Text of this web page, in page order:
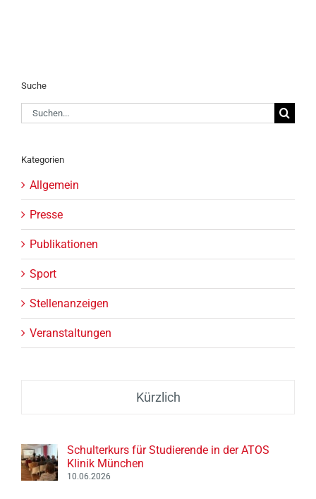
Suche
Suche
nach:
Kategorien
Allgemein
Presse
Publikationen
Sport
Stellenanzeigen
Veranstaltungen
Kürzlich
Schulterkurs für Studierende in der ATOS
Klinik München
10.06.2026